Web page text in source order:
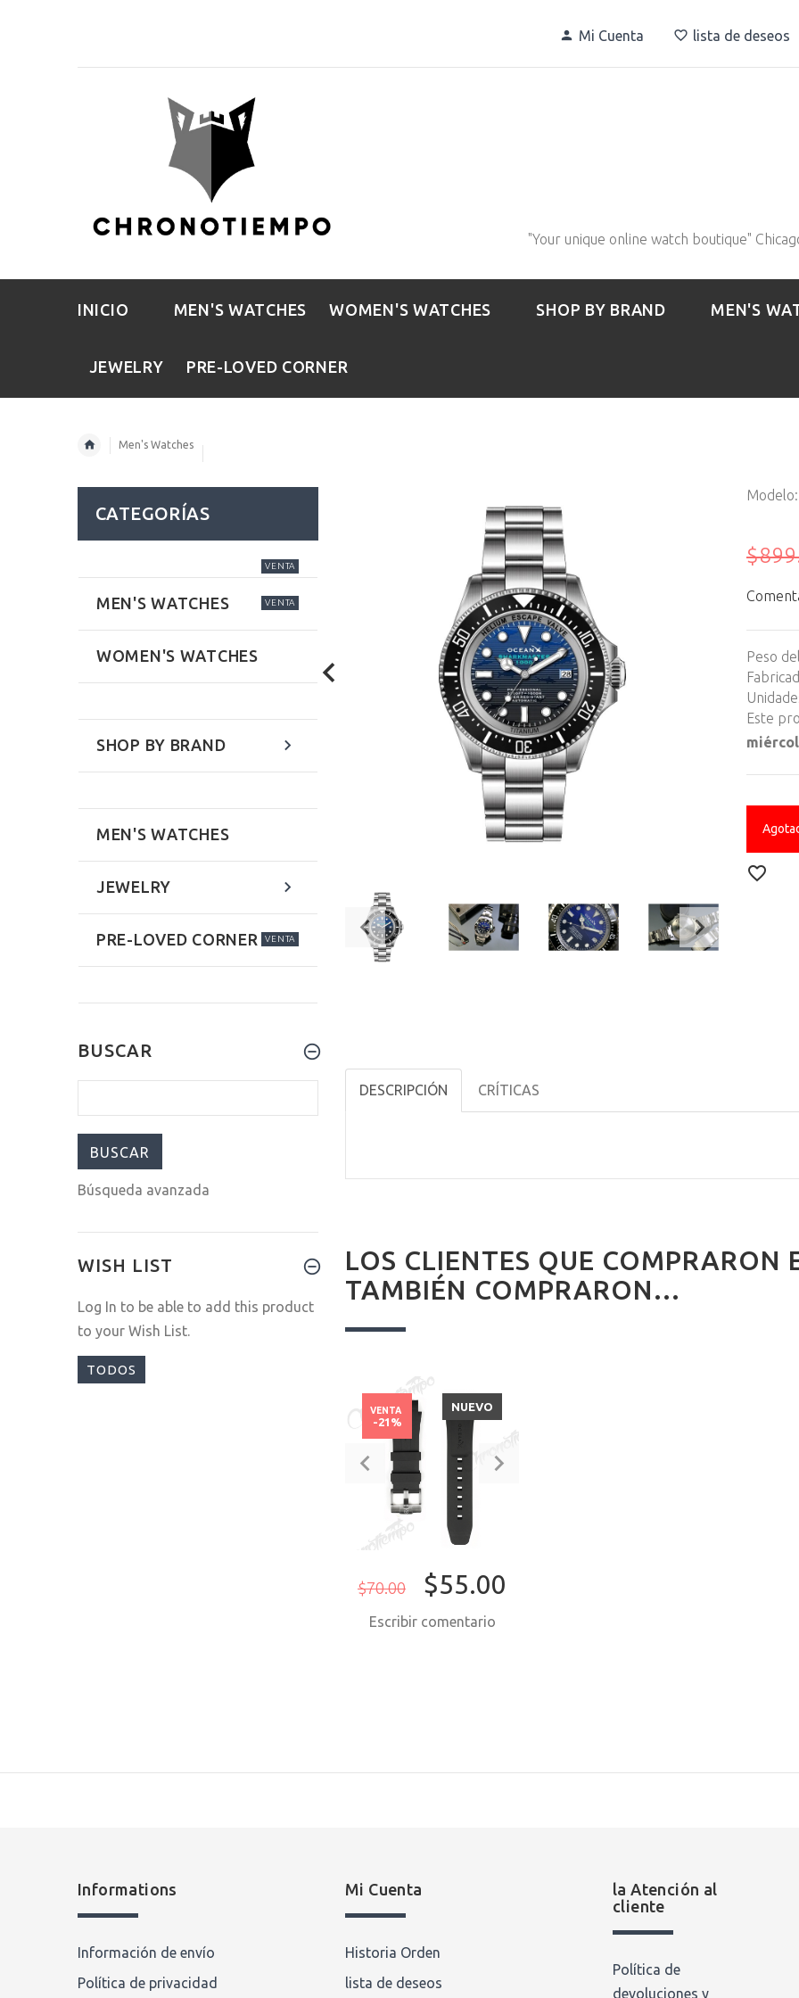
Mi Cuenta lista de deseos
"Your unique online watch boutique"
INICIO MEN'S WATCHES WOMEN'S WATCHES SHOP BY BRAND MEN'S
JEWELRY PRE-LOVED CORNER
Men's Watches
Peso
Este
DESCRIPCIÓN CRÍTICAS
LOS CLIENTES QUE COMPRARON
TAMBIÉN COMPRARON...
NUEVO
$70.00 $55.00
VENTA
-21%
Escribir comentario
CATEGORÍAS
VENTA
MEN'S WATCHES VENTA
WOMEN'S WATCHES
SHOP BY BRAND
MEN'S WATCHES
JEWELRY
PRE-LOVED CORNER VENTA
BUSCAR
Búsqueda avanzada
WISH LIST
Log In to be able to add this product
to your Wish List.
TODOS
Informations
Información de envío
Política de privacidad
Mi Cuenta
Historia Orden
lista de deseos
la Atención al
cliente
Política de
devoluciones y